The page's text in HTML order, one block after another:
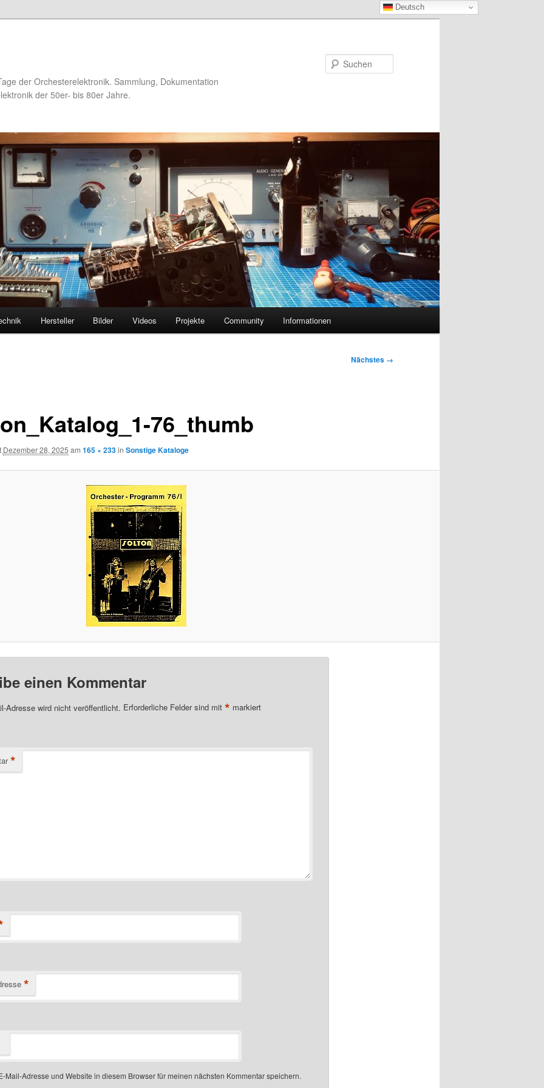
der Orchesterelektronik. Sammlung, Dokumentation
der 50er- bis 80er Jahre.
Hersteller Bilder Videos Projekte Community Informationen
Nächstes →
76_thumb
Dezember 28, 2025 am 165 × 233in Sonstige Kataloge
einen Kommentar
Adresse wird nicht veröffentlicht. Erforderliche Felder sind mit * markiert
*
*
Mail-Adresse und Website in diesem Browser für meinen nächsten Kommentar speichern.
Deutsch